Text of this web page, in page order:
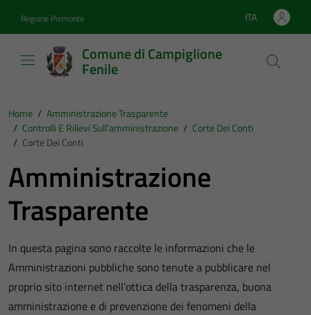
Regione Piemonte Lingua attiva:
ITA
Comune di Campiglione
Fenile
Home / Amministrazione Trasparente
/ Controlli E Rilievi Sull'amministrazione / Corte Dei Conti
/ Corte Dei Conti
Amministrazione
Trasparente
In questa pagina sono raccolte le informazioni che le
Amministrazioni pubbliche sono tenute a pubblicare nel
proprio sito internet nell’ottica della trasparenza, buona
amministrazione e di prevenzione dei fenomeni della